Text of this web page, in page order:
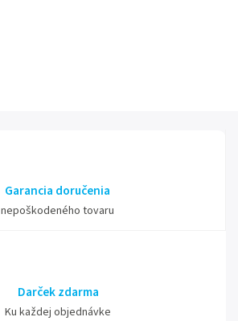
Garancia doručenia
nepoškodeného tovaru
Darček zdarma
Ku každej objednávke